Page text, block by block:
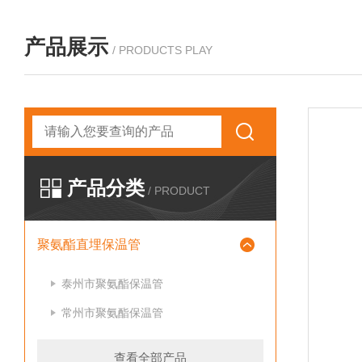
产品展示 / PRODUCTS PLAY
产品分类 / PRODUCT
聚氨酯直埋保温管
泰州市聚氨酯保温管
常州市聚氨酯保温管
查看全部产品